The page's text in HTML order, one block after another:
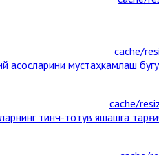
мустаҳкамлаш